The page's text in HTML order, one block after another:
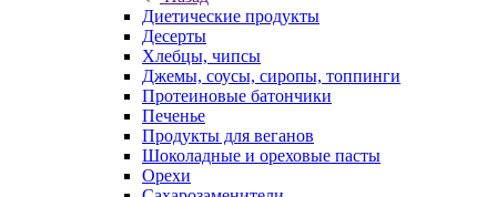
Диетические продукты
Десерты
Хлебцы, чипсы
Джемы, соусы, сиропы, топпинги
Протеиновые батончики
Печенье
Продукты для веганов
Шоколадные и ореховые пасты
Орехи